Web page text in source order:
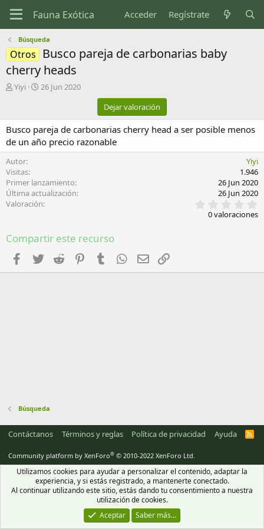
Acceder Regístrate
Búsqueda
Otros
Busco pareja de carbonarias baby
cherry heads
A
o
r
Yiyi
F
h
a
d
e
e
a
c
n
26 Jun 2020
Dejar valoración
Busco pareja de carbonarias cherry head a ser posible menos
de un año precio razonable
Autor
Yiyi
Visitas
1.946
Primer lanzamiento
26 Jun 2020
Última actualización
26 Jun 2020
Valoración
,
e
0 valoraciones
Compartir este recurso
Facebook
Twitter Reddit PinterestTumblr WhatsApp
Email
Búsqueda
Contáctanos Términos y reglas Política de privacidad Ayuda
R
Community platform by XenForo® © 2010-2022 XenForo Ltd.
Utilizamos cookies para ayudar a personalizar el contenido, adaptar la
experiencia, y si estás registrado, a mantenerte conectado.
Al continuar utilizando este sitio, estás dando tu consentimiento a nuestra
utilización de cookies.
Aceptar
Saber más…